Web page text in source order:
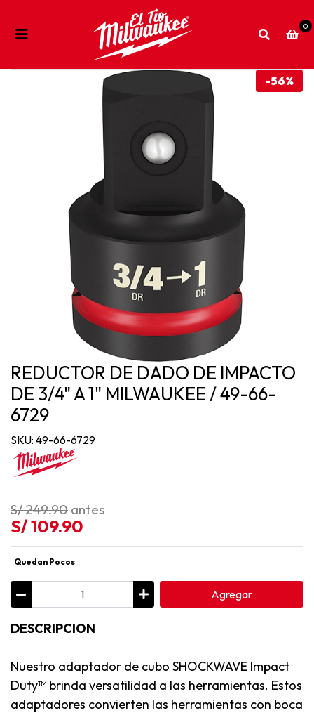
0
-56%
REDUCTOR DE DADO DE IMPACTO
DE 3/4" A 1" MILWAUKEE / 49-66-
6729
SKU: 49-66-6729
S/ 249.90 antes
S/ 109.90
Quedan Pocos
Agregar
DESCRIPCION
Nuestro adaptador de cubo SHOCKWAVE Impact
Duty™ brinda versatilidad a las herramientas. Estos
adaptadores convierten las herramientas con boca